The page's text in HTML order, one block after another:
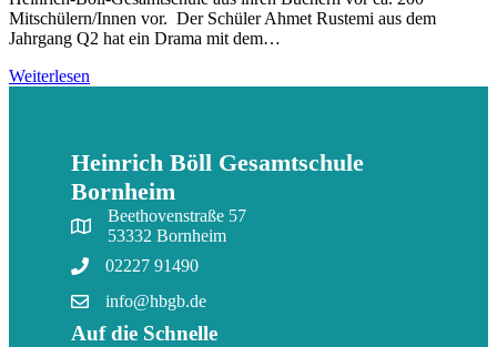
Mitschülern/Innen vor. Der Schüler Ahmet Rustemi aus dem
Jahrgang Q2 hat ein Drama mit dem…
Weiterlesen
Heinrich Böll Gesamtschule
Bornheim
Beethovenstraße 57
53332 Bornheim
02227 91490
info@hbgb.de
Auf die Schnelle